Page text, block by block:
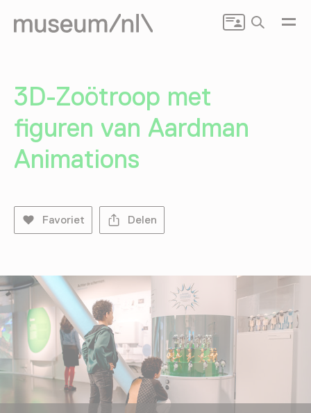
Zoeken
3D-Zoötroop met
figuren van Aardman
Animations
Favoriet Delen